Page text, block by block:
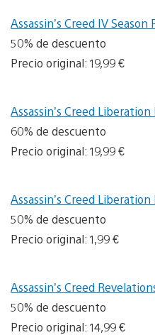
Assassin’s Creed IV Season
50% de descuento
Precio original: 19,99 €
Assassin’s Creed Liberation
60% de descuento
Precio original: 19,99 €
Assassin’s Creed Liberation
50% de descuento
Precio original: 1,99 €
Assassin’s Creed
50% de descuento
Precio original: 14,99 €